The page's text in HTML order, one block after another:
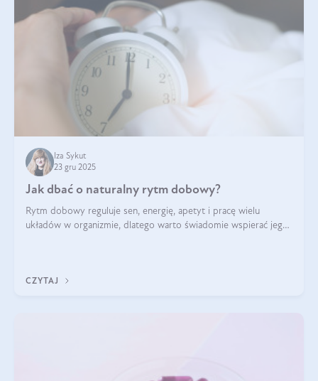
Iza Sykut
23 gru 2025
Jak dbać o naturalny rytm dobowy?
Rytm dobowy reguluje sen, energię, apetyt i pracę wielu
układów w organizmie, dlatego warto świadomie wspierać jego
CZYTAJ